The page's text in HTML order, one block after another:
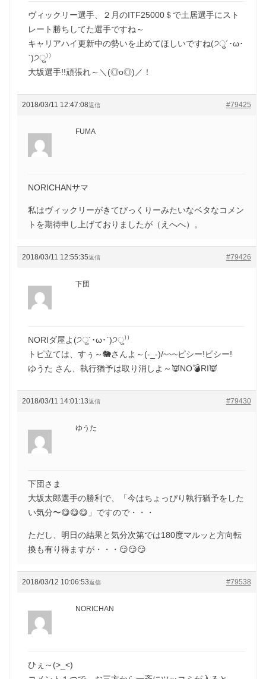
ヴィックリー選手、２月のITF25000＄で土居選手にスト
レート勝ちしてた選手ですね～
キャリアハイ更新中の勢いを止めてほしいですね(੭ु´･ω･
`)੭ु⁾⁾
大坂選手!!頑張れ～＼(◎o◎)／！
2018/03/11 12:47:08 #79425
返信
FUMA
NORICHANサマ
私はヴィックリーがきてびっくりーみたいなベタなコメン
トを期待申し上げておりましたが（えへへ）。
2018/03/11 12:55:35 #79426
返信
下団
NORIダ屋よ(੭ु´･ω･`)੭ु⁾⁾
トピ立ては、すぅ～🐘さんよ～(-_-)/~~~ピシー!ピシー!
ゆうた さん、執行猶予は取り消しよ～👿NO💣RI👿
2018/03/11 14:01:13 #79430
返信
ゆうた
下団さま
大坂太郎選手の勝利で、「今はちょっぴり執行猶予をした
い気分〜😋😋😋」ですので・・・
ただし、明日の結果と気分次第では180度マルッと方向転
換も有り得ますが・・・😏😏😏
2018/03/12 10:06:53 #79538
返信
NORICHAN
ひぇ～(>_<)